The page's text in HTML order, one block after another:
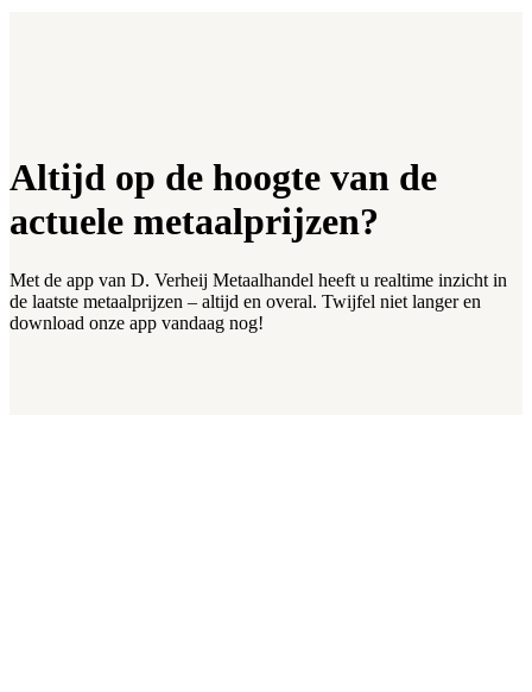
Altijd op de hoogte van de
actuele metaalprijzen?
Met de app van D. Verheij Metaalhandel heeft u realtime inzicht in
de laatste metaalprijzen – altijd en overal. Twijfel niet langer en
download onze app vandaag nog!